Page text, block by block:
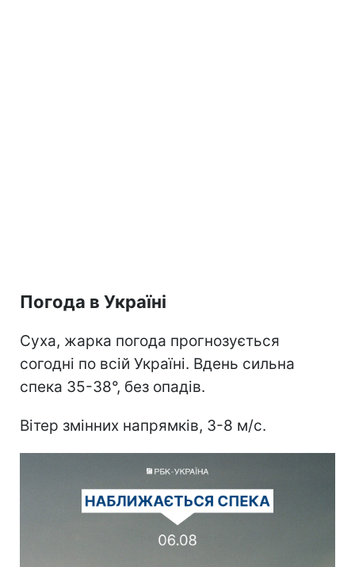
Погода в Україні
Суха, жарка погода прогнозується
согодні по всій Україні. Вдень сильна
спека 35-38°, без опадів.
Вітер змінних напрямків, 3-8 м/с.